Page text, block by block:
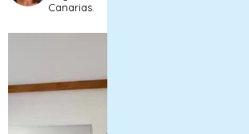
Canarias.